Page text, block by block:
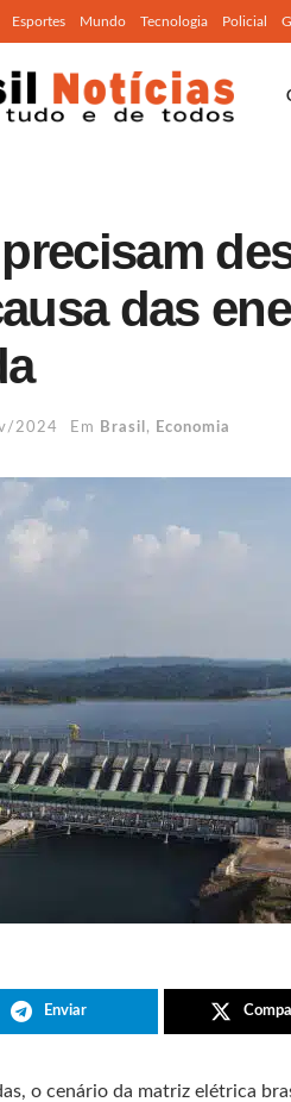
Esportes Mundo Tecnologia Policial
das
2024 Em Brasil , Economia
Enviar
o cenário da matriz elétrica